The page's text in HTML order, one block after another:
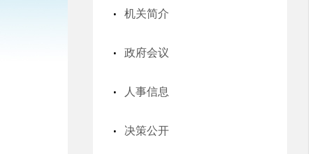
机关简介
政府会议
人事信息
决策公开